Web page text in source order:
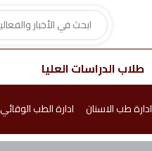
طلاب الدراسات العليا
ادارة طب الاسنان ادارة الطب الوقائي